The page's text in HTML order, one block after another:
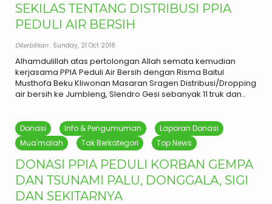
SEKILAS TENTANG DISTRIBUSI PPIA
PEDULI AIR BERSIH
Diterbitkan: Sunday, 21 Oct 2018
Alhamdulillah atas pertolongan Allah semata kemudian
kerjasama PPIA Peduli Air Bersih dengan Risma Baitul
Musthofa Beku Kliwonan Masaran Sragen Distribusi/Dropping
air bersih ke Jumbleng, Slendro Gesi sebanyak 11 truk dan..
Donasi Info & Pengumuman
Laporan Donasi
Mua'malah
Tak Berkategori Top News
DONASI PPIA PEDULI KORBAN GEMPA
DAN TSUNAMI PALU, DONGGALA, SIGI
DAN SEKITARNYA